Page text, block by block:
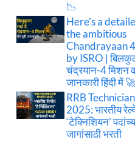
📉
Here’s a
the ambitious
Chandrayaan
by ISRO |
चंद्रयान-4 मिशन
जानकारी हिंदी में
RRB
2025: भारतीय
‘टेक्निशियन’
जागांसाठी भरती